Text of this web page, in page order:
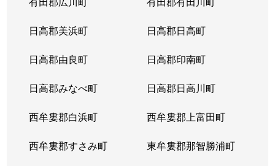
日高郡美浜町 日高郡日高町
日高郡由良町 日高郡印南町
日高郡みなべ町 日高郡日高川町
西牟婁郡白浜町 西牟婁郡上富田町
西牟婁郡すさみ町 東牟婁郡那智勝浦町